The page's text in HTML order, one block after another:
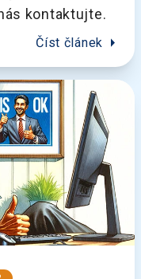
kontaktujte.
Číst článek arrow_right